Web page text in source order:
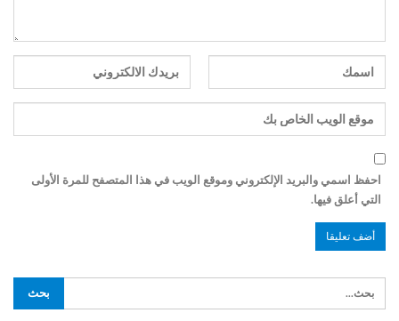
احفظ اسمي والبريد الإلكتروني وموقع الويب في هذا المتصفح للمرة الأولى
التي أعلق فيها.